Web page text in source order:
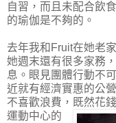
自習，而且未配合飲
的瑜伽是不夠的。
去年我和Fruit在她老
她週末還有很多家務
息。眼見團體行動不
近就有經濟實惠的公
不喜歡浪費，既然花
運動中心的